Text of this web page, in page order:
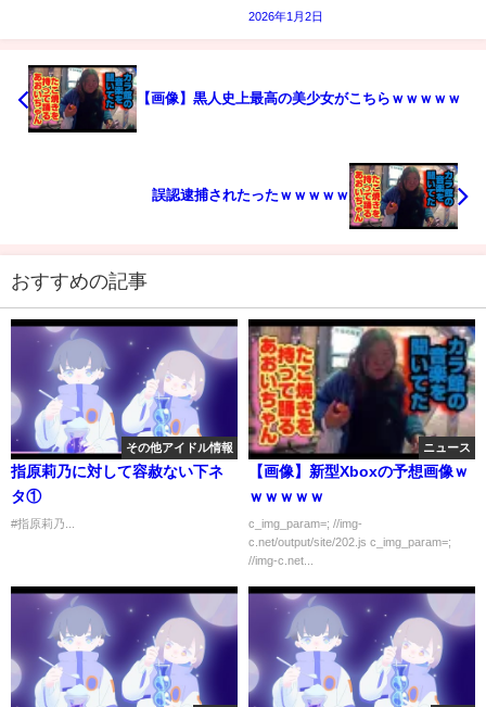
2026年1月2日
【画像】黒人史上最高の美少女がこちらｗｗｗｗｗ
誤認逮捕されたったｗｗｗｗｗ
おすすめの記事
その他アイドル情報
指原莉乃に対して容赦ない下ネ
タ①
#指原莉乃...
ニュース
【画像】新型Xboxの予想画像ｗ
ｗｗｗｗｗ
c_img_param=; //img-
c.net/output/site/202.js c_img_param=;
//img-c.net...